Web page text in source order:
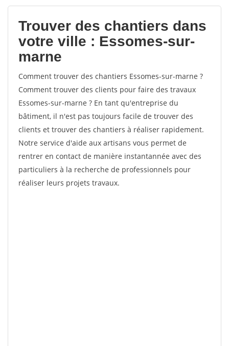
votes
Trouver des chantiers dans
votre ville : Essomes-sur-
marne
Comment trouver des chantiers Essomes-sur-marne ?
Comment trouver des clients pour faire des travaux
Essomes-sur-marne ? En tant qu'entreprise du
bâtiment, il n'est pas toujours facile de trouver des
clients et trouver des chantiers à réaliser rapidement.
Notre service d'aide aux artisans vous permet de
rentrer en contact de manière instantannée avec des
particuliers à la recherche de professionnels pour
réaliser leurs projets travaux.